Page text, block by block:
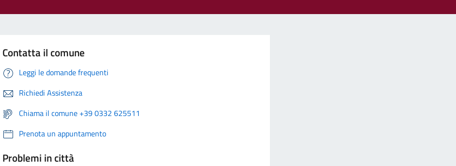
Contatta il comune
Leggi le domande frequenti
Richiedi Assistenza
Chiama il comune +39 0332 625511
Prenota un appuntamento
Problemi in città